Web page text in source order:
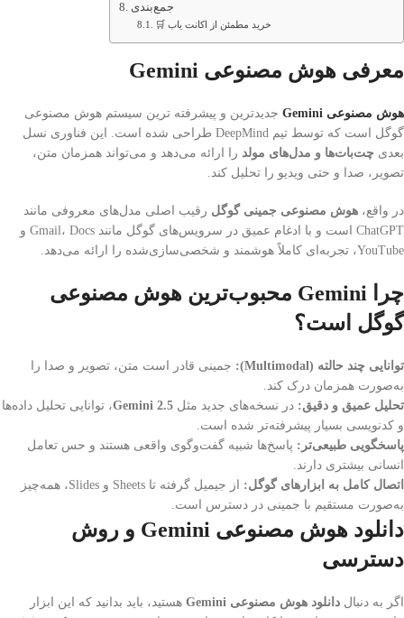
جمع‌بندی
🛒 خرید مطمئن از اکانت یاب
معرفی هوش مصنوعی Gemini
هوش مصنوعی Gemini
جدیدترین و پیشرفته‌ ترین سیستم هوش مصنوعی
گوگل است که توسط تیم DeepMind طراحی شده است. این فناوری نسل
بعدی چت‌بات‌ها و مدل‌های مولد را ارائه می‌دهد و می‌تواند همزمان متن،
تصویر، صدا و حتی ویدیو را تحلیل کند.
در واقع، هوش مصنوعی جمینی گوگل رقیب اصلی مدل‌های معروفی مانند
ChatGPT است و با ادغام عمیق در سرویس‌های گوگل مانند Gmail، Docs و
YouTube، تجربه‌ای کاملاً هوشمند و شخصی‌سازی‌شده را ارائه می‌دهد.
چرا Gemini محبوب‌ترین هوش مصنوعی
گوگل است؟
توانایی چند حالته (Multimodal):
جمینی قادر است متن، تصویر و صدا را
به‌صورت همزمان درک کند.
تحلیل عمیق و دقیق: در نسخه‌های جدید مثل Gemini 2.5، توانایی تحلیل داده‌ها
و کدنویسی بسیار پیشرفته‌تر شده است.
پاسخگویی طبیعی‌تر: پاسخ‌ها شبیه گفت‌وگوی واقعی هستند و حس تعامل
انسانی بیشتری دارند.
اتصال کامل به ابزارهای گوگل:
از جیمیل گرفته تا Sheets و Slides، همه‌چیز
به‌صورت مستقیم با جمینی در دسترس است.
دانلود هوش مصنوعی Gemini و روش
دسترسی
اگر به دنبال دانلود هوش مصنوعی Gemini
هستید، باید بدانید که این ابزار